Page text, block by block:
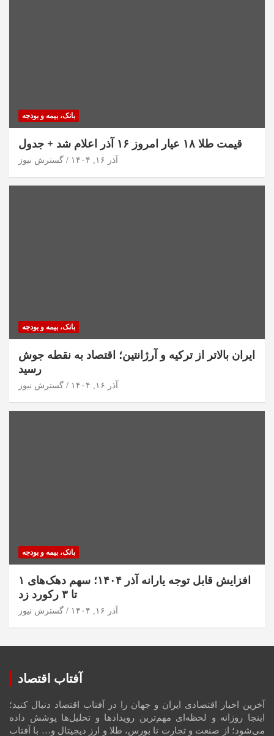
بانک، بیمه و بودجه
قیمت طلا ۱۸ عیار امروز ۱۶ آذر اعلام شد + جدول
آذر ۱۶, ۱۴۰۴ گسترش نیوز
بانک، بیمه و بودجه
ایران بالاتر از ترکیه و آرژانتین؛ اقتصاد به نقطه جوش
رسید
آذر ۱۶, ۱۴۰۴ گسترش نیوز
بانک، بیمه و بودجه
افزایش قابل توجه یارانه آذر ۱۴۰۴؛ سهم دهک‌های ۱
تا ۳ رکورد زد
آذر ۱۶, ۱۴۰۴ گسترش نیوز
آفتاب اقتصاد
آخرین اخبار اقتصادی ایران و جهان را در آفتاب اقتصاد دنبال کنید؛
اینجا روزانه و لحظه‌ای مهم‌ترین رویدادها و تحلیل‌ها پوشش داده
می‌شود؛ از صنعت و تجارت تا بورس، طلا و ارز دیجیتال و… با آفتاب